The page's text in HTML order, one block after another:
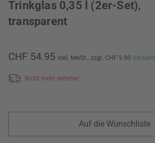
Trinkglas 0,35 l (2er-Set),
transparent
CHF 54.95 inkl. MwSt., zzgl. CHF 9.90 Versand
Nicht mehr lieferbar
Auf die Wunschliste